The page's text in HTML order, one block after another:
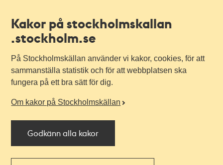
Kakor på stockholmskallan
.stockholm.se
På Stockholmskällan använder vi kakor, cookies, för att
sammanställa statistik och för att webbplatsen ska
fungera på ett bra sätt för dig.
Om kakor på Stockholmskällan
Godkänn alla kakor